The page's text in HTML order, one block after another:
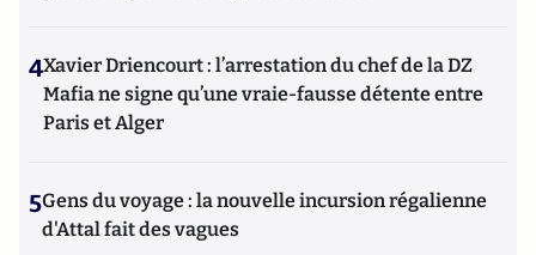
4Xavier Driencourt : l’arrestation du chef de la DZ
Mafia ne signe qu’une vraie-fausse détente entre
Paris et Alger
5Gens du voyage : la nouvelle incursion régalienne
d'Attal fait des vagues